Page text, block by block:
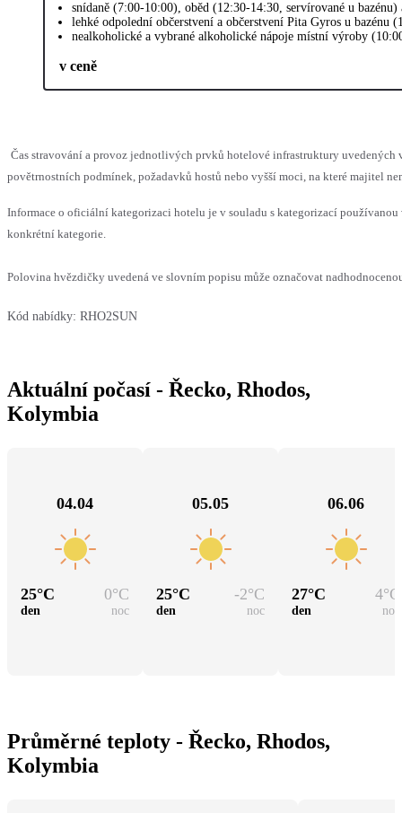
snídaně (7:00-10:00), oběd (12:30-14:30, servírované u
lehké odpolední občerstvení a občerstvení Pita Gyros u bazénu
nealkoholické a vybrané alkoholické nápoje místní výroby
v ceně
Čas stravování a provoz jednotlivých prvků hotelové infrastruktury uvedených
povětrnostních podmínek, požadavků hostů nebo vyšší moci, na které majitel
Informace o oficiální kategorizaci hotelu je v souladu s kategorizací
konkrétní kategorie.
Polovina hvězdičky uvedená ve slovním popisu může označovat
Kód nabídky: RHO2SUN
Aktuální počasí - Řecko, Rhodos,
Kolymbia
04.04
25°C 0°C
den noc
05.05
25°C -2°C
den noc
06.06
27°C 4°C
den noc
Průměrné teploty - Řecko, Rhodos,
Kolymbia